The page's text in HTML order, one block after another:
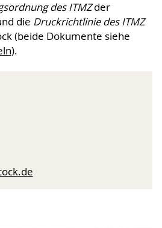
des ITMZder
die Druckrichtlinie des ITMZ
(beide Dokumente siehe
).
.de